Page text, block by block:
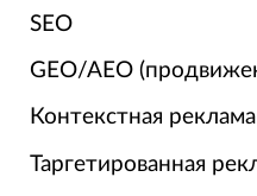
SEO
GEO/AEO
Контекстная реклама
Таргетированная